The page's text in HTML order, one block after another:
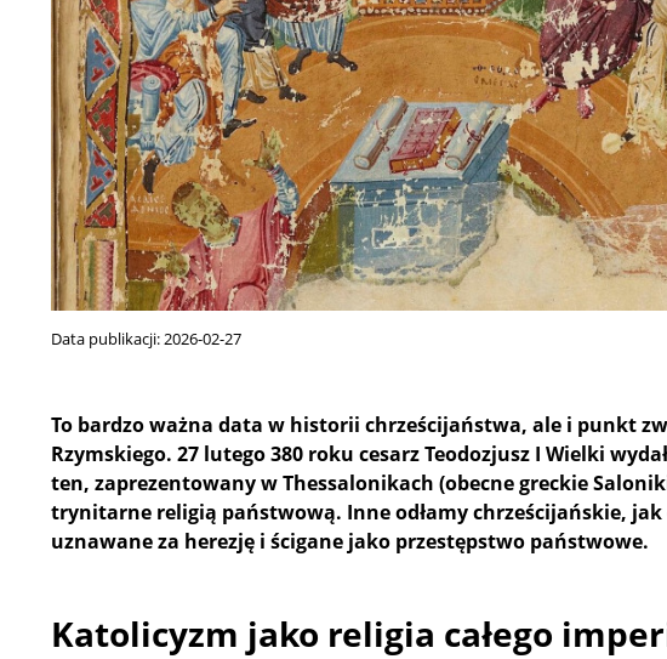
Data publikacji:2026-02-27
To bardzo ważna data w historii chrześcijaństwa, ale i punkt
Rzymskiego. 27 lutego 380 roku cesarz Teodozjusz I Wielki
ten, zaprezentowany w Thessalonikach (obecne greckie
trynitarne religią państwową. Inne odłamy chrześcijańskie, jak
uznawane za herezję i ścigane jako przestępstwo państwowe.
Katolicyzm jako religia całego